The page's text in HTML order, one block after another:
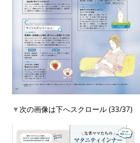
▼次の画像は下へスクロール (33/37)